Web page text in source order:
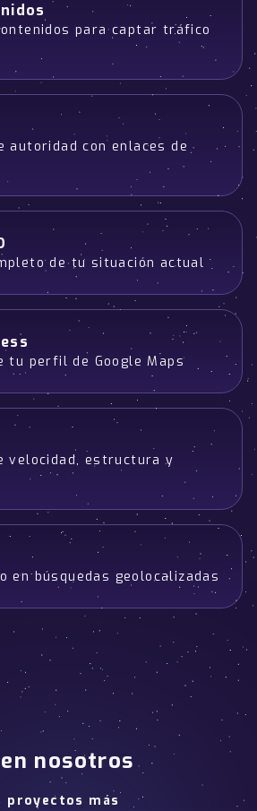
para captar tráfico
autoridad con enlaces de
de tu situación actual
tu perfil de Google Maps
velocidad, estructura y
en búsquedas geolocalizadas
nosotros
proyectos más